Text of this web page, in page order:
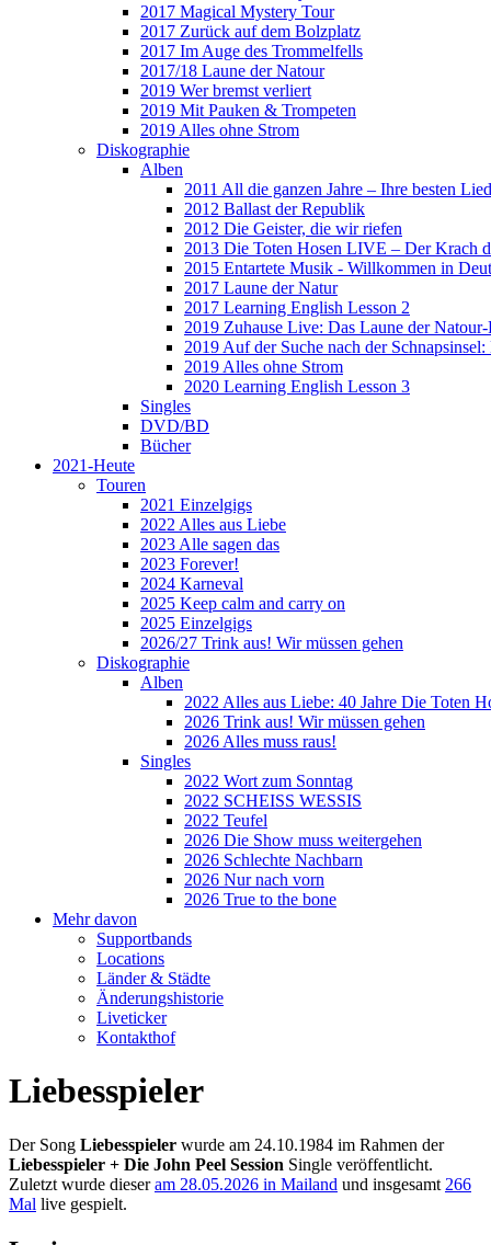
2017 Magical Mystery Tour
2017 Zurück auf dem Bolzplatz
2017 Im Auge des Trommelfells
2017/18 Laune der Natour
2019 Wer bremst verliert
2019 Mit Pauken & Trompeten
2019 Alles ohne Strom
Diskographie
Alben
2011 All die ganzen Jahre – Ihre besten
2012 Ballast der Republik
2012 Die Geister, die wir riefen
2013 Die Toten Hosen LIVE – Der Krach
2015 Entartete Musik - Willkommen in
2017 Laune der Natur
2017 Learning English Lesson 2
2019 Zuhause Live: Das Laune der
2019 Auf der Suche nach der
2019 Alles ohne Strom
2020 Learning English Lesson 3
Singles
DVD/BD
Bücher
2021-Heute
Touren
2021 Einzelgigs
2022 Alles aus Liebe
2023 Alle sagen das
2023 Forever!
2024 Karneval
2025 Keep calm and carry on
2025 Einzelgigs
2026/27 Trink aus! Wir müssen gehen
Diskographie
Alben
2022 Alles aus Liebe: 40 Jahre Die Toten
2026 Trink aus! Wir müssen gehen
2026 Alles muss raus!
Singles
2022 Wort zum Sonntag
2022 SCHEISS WESSIS
2022 Teufel
2026 Die Show muss weitergehen
2026 Schlechte Nachbarn
2026 Nur nach vorn
2026 True to the bone
Mehr davon
Supportbands
Locations
Länder & Städte
Änderungshistorie
Liveticker
Kontakthof
Liebesspieler
Der Song Liebesspieler wurde am 24.10.1984 im Rahmen der
Liebesspieler + Die John Peel Session Single veröffentlicht.
Zuletzt wurde dieseram 28.05.2026 in Mailand und insgesamt 266
Mal live gespielt.